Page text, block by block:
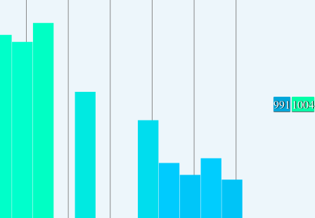
991 1004